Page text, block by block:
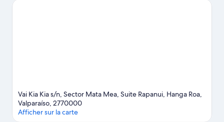
Vai Kia Kia s/n, Sector Mata Mea, Suite Rapanui, Hanga Roa,
Valparaíso, 2770000
Afficher sur la carte